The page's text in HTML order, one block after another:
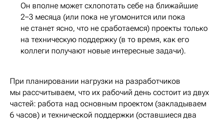
Он вполне может схлопотать себе на ближайшие
2−3 месяца (или пока не угомонится или пока
не станет ясно, что не сработаемся) проекты только
на техническую поддержку (в то время, как его
коллеги получают новые интересные задачи).
При планировании нагрузки на разработчиков
мы рассчитываем, что их рабочий день состоит из двух
частей: работа над основным проектом (закладываем
6 часов) и технической поддержки (оставшиеся два